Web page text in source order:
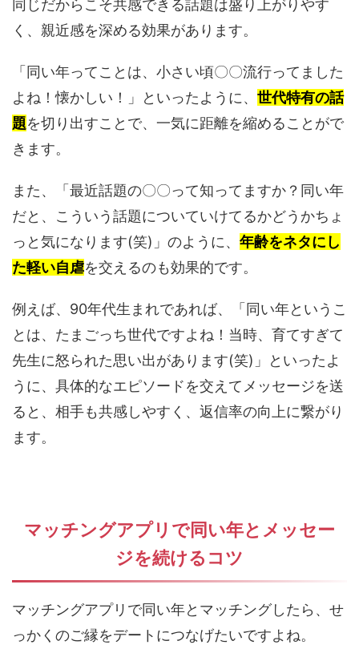
同じだからこそ共感できる話題は盛り上がりやす
く、親近感を深める効果があります。
「同い年ってことは、小さい頃〇〇流行ってました
よね！懐かしい！」といったように、 世代特有の話
題を切り出すことで、一気に距離を縮めることがで
きます。
また、「最近話題の〇〇って知ってますか？同い年
だと、こういう話題についていけてるかどうかちょ
っと気になります(笑)」のように、 年齢をネタにし
た軽い自虐を交えるのも効果的です。
例えば、90年代生まれであれば、「同い年というこ
とは、たまごっち世代ですよね！当時、育てすぎて
先生に怒られた思い出があります(笑)」といったよ
うに、具体的なエピソードを交えてメッセージを送
ると、相手も共感しやすく、返信率の向上に繋がり
ます。
マッチングアプリで同い年とメッセー
ジを続けるコツ
マッチングアプリで同い年とマッチングしたら、せ
っかくのご縁をデートにつなげたいですよね。